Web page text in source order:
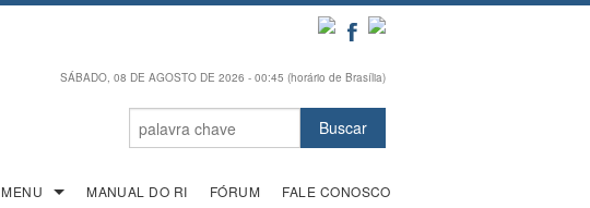
SÁBADO, 08 DE AGOSTO DE 2026 - 00:45 (horário de Brasília)
MENU MANUAL DO RI FÓRUM FALE CONOSCO